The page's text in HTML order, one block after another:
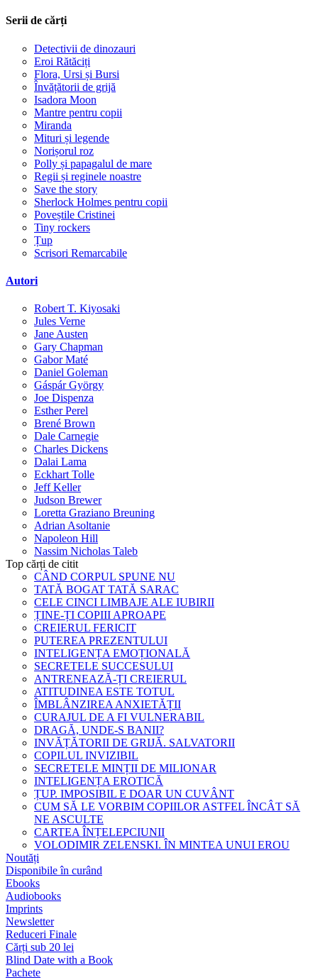
Serii de cărți
Detectivii de dinozauri
Eroi Rătăciți
Flora, Ursi și Bursi
Învățătorii de grijă
Isadora Moon
Mantre pentru copii
Miranda
Mituri și legende
Norișorul roz
Polly și papagalul de mare
Regii și reginele noastre
Save the story
Sherlock Holmes pentru copii
Poveștile Cristinei
Tiny rockers
Țup
Scrisori Remarcabile
Autori
Robert T. Kiyosaki
Jules Verne
Jane Austen
Gary Chapman
Gabor Maté
Daniel Goleman
Gáspár György
Joe Dispenza
Esther Perel
Brené Brown
Dale Carnegie
Charles Dickens
Dalai Lama
Eckhart Tolle
Jeff Keller
Judson Brewer
Loretta Graziano Breuning
Adrian Asoltanie
Napoleon Hill
Nassim Nicholas Taleb
Top cărți de citit
CÂND CORPUL SPUNE NU
TATĂ BOGAT TATĂ SARAC
CELE CINCI LIMBAJE ALE IUBIRII
ȚINE-ȚI COPIII APROAPE
CREIERUL FERICIT
PUTEREA PREZENTULUI
INTELIGENȚA EMOȚIONALĂ
SECRETELE SUCCESULUI
ANTRENEAZĂ-ȚI CREIERUL
ATITUDINEA ESTE TOTUL
ÎMBLÂNZIREA ANXIETĂȚII
CURAJUL DE A FI VULNERABIL
DRAGĂ, UNDE-S BANII?
INVĂȚĂTORII DE GRIJĂ. SALVATORII
COPILUL INVIZIBIL
SECRETELE MINȚII DE MILIONAR
INTELIGENȚA EROTICĂ
ȚUP. IMPOSIBIL E DOAR UN CUVÂNT
CUM SĂ LE VORBIM COPIILOR ASTFEL ÎNCÂT SĂ
NE ASCULTE
CARTEA ÎNȚELEPCIUNII
VOLODIMIR ZELENSKI. ÎN MINTEA UNUI EROU
Noutăți
Disponibile în curând
Ebooks
Audiobooks
Imprints
Newsletter
Reduceri Finale
Cărți sub 20 lei
Blind Date with a Book
Pachete